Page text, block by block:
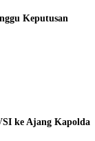
Keputusan
ke Ajang Kapolda